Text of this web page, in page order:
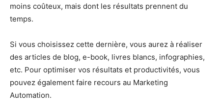
moins coûteux, mais dont les résultats prennent du
temps.
Si vous choisissez cette dernière, vous aurez à réaliser
des articles de blog, e-book, livres blancs, infographies,
etc. Pour optimiser vos résultats et productivités, vous
pouvez également faire recours au Marketing
Automation.